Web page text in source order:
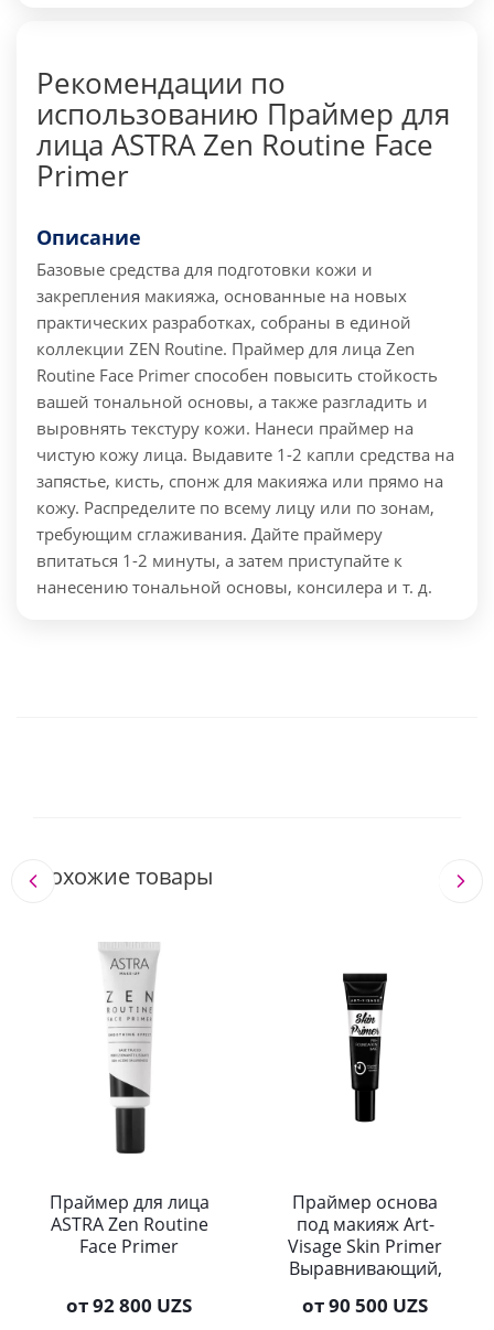
Рекомендации по
использованию Праймер для
лица ASTRA Zen Routine Face
Primer
Описание
Базовые средства для подготовки кожи и
закрепления макияжа, основанные на новых
практических разработках, собраны в единой
коллекции ZEN Routine. Праймер для лица Zen
Routine Face Primer способен повысить стойкость
вашей тональной основы, а также разгладить и
выровнять текстуру кожи. Нанеси праймер на
чистую кожу лица. Выдавите 1-2 капли средства на
запястье, кисть, спонж для макияжа или прямо на
кожу. Распределите по всему лицу или по зонам,
требующим сглаживания. Дайте праймеру
впитаться 1-2 минуты, а затем приступайте к
нанесению тональной основы, консилера и т. д.
Похожие товары
Праймер для лица
ASTRA Zen Routine
Face Primer
от92 800 UZS
Праймер основа
под макияж Art-
Visage Skin Primer
Выравнивающий,
от90 500 UZS